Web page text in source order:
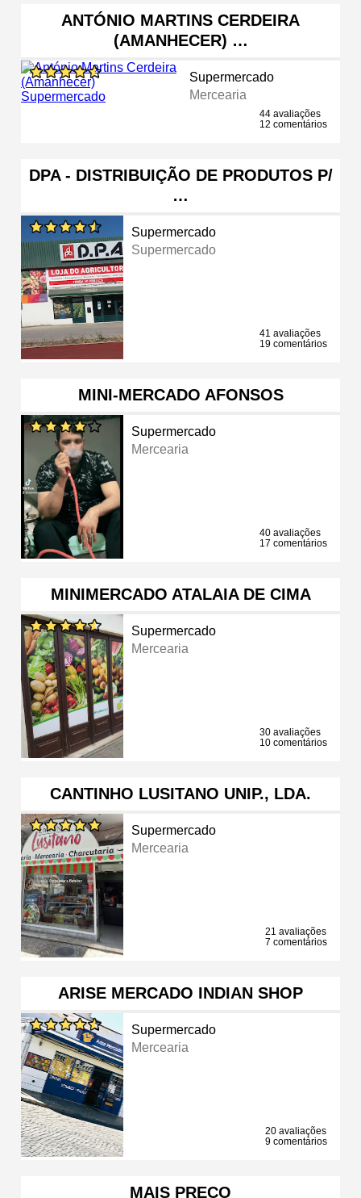
ANTÓNIO MARTINS CERDEIRA
(AMANHECER) …
Supermercado
Mercearia
44 avaliações
12 comentários
DPA - DISTRIBUIÇÃO DE PRODUTOS P/
…
Supermercado
Supermercado
41 avaliações
19 comentários
MINI-MERCADO AFONSOS
Supermercado
Mercearia
40 avaliações
17 comentários
MINIMERCADO ATALAIA DE CIMA
Supermercado
Mercearia
30 avaliações
10 comentários
CANTINHO LUSITANO UNIP., LDA.
Supermercado
Mercearia
21 avaliações
7 comentários
ARISE MERCADO INDIAN SHOP
Supermercado
Mercearia
20 avaliações
9 comentários
MAIS PREÇO